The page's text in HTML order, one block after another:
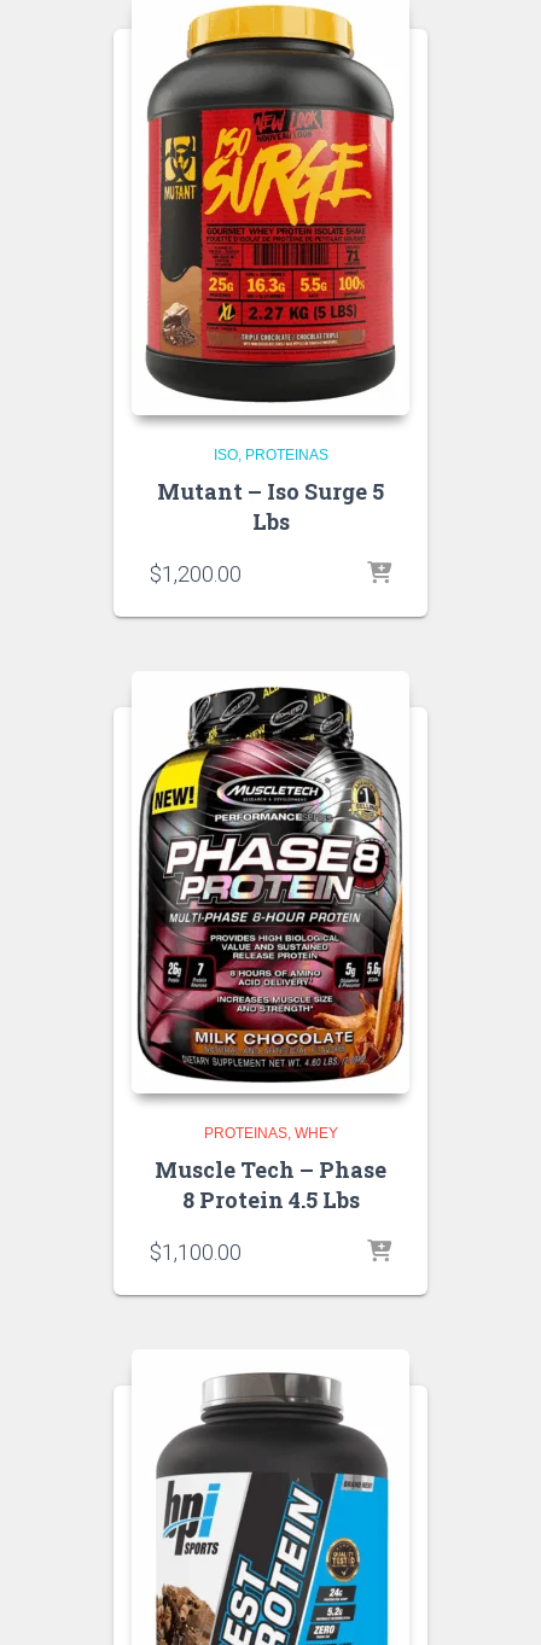
ISO PROTEINAS
Mutant – Iso Surge 5
Lbs
$1,200.00
PROTEINAS WHEY
Muscle Tech – Phase
8 Protein 4.5 Lbs
$1,100.00